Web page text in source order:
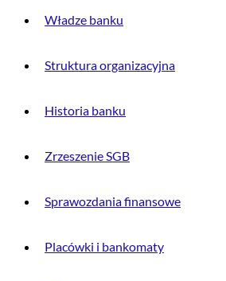
Władze banku
Struktura organizacyjna
Historia banku
Zrzeszenie SGB
Sprawozdania finansowe
Placówki i bankomaty